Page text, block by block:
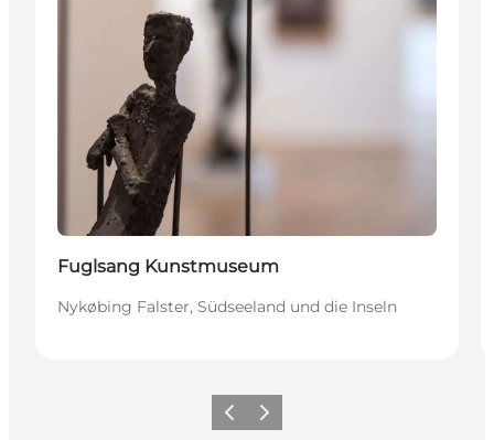
Fuglsang Kunstmuseum
Nykøbing Falster, Südseeland und die Inseln
ZurückWeiter